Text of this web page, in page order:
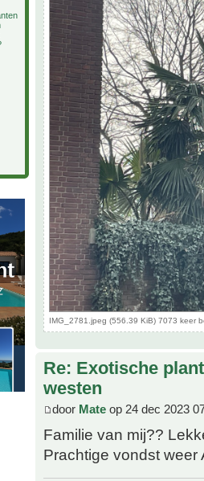
IMG_2781.jpeg (556.39 KiB) 7073 keer
Re: Exotische
westen
door Mate op 24 dec 2023
Familie van mij??
Prachtige vondst weer